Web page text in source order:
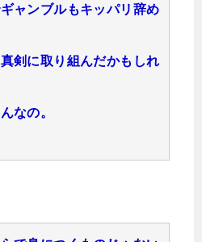
ャンブルもキッパリ辞め
剣に取り組んだかもしれ
なの。